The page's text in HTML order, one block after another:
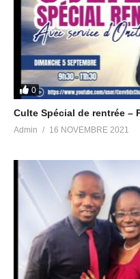
0
Culte Spécial de rentrée –
Admin 16 NOVEMBRE 2021